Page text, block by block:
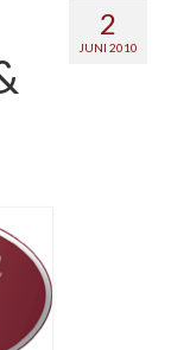
2
JUNI 2010